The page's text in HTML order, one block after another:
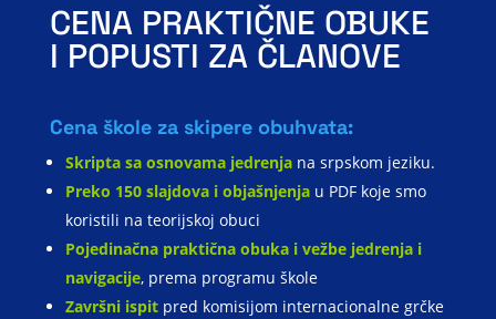
CENA PRAKTIČNE OBUKE
I POPUSTI ZA ČLANOVE
Cena škole za skipere obuhvata:
Skripta sa osnovama jedrenjana srpskom jeziku.
Preko 150 slajdova i objašnjenja u PDF koje smo
koristili na teorijskoj obuci
Pojedinačna praktična obuka i vežbe jedrenja i
navigacije, prema programu škole
Završni ispit pred komisijom internacionalne grčke